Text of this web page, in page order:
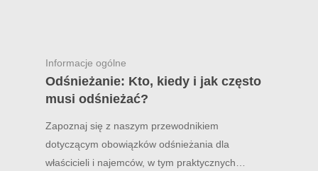
Informacje ogólne
Odśnieżanie: Kto, kiedy i jak często
musi odśnieżać?
Zapoznaj się z naszym przewodnikiem
dotyczącym obowiązków odśnieżania dla
właścicieli i najemców, w tym praktycznych…